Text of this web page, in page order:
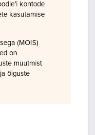
kontode
kasutamise
(MOIS)
on
muutmist
õiguste